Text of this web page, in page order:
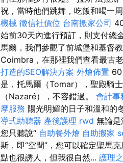
祝，當時他們跳舞，吃飯和喝一
機械 徵信社價位 台南搬家公司
始前30天內進行預訂，則支付總
馬爾，我們參觀了前城堡和基督
Coimbra，在那裡我們查看最古
打造的SEO解決方案 外燴佈置
是，托馬爾（Tomar），聖殿騎
（Nazaré），不容錯過。 會計事
摩服務 陽光明媚的日子和溫和的
導式助聽器 產後護理 rwd 無論
您只聽說“ 自助餐外燴 自助搬家
斯，即“空間”，您可以確定聖馬克
點也很誘人，但我很自然... 護理